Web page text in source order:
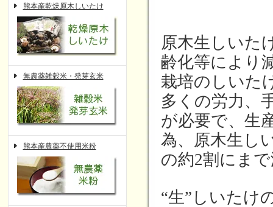
熊本産乾燥原木しいたけ
無農薬雑穀米・発芽玄米
熊本産農薬不使用米粉
原木生しいた
齢化等により
栽培のしいた
多くの労力、
が必要で、生
為、原木生し
の約2割にま
“生”しいたけ